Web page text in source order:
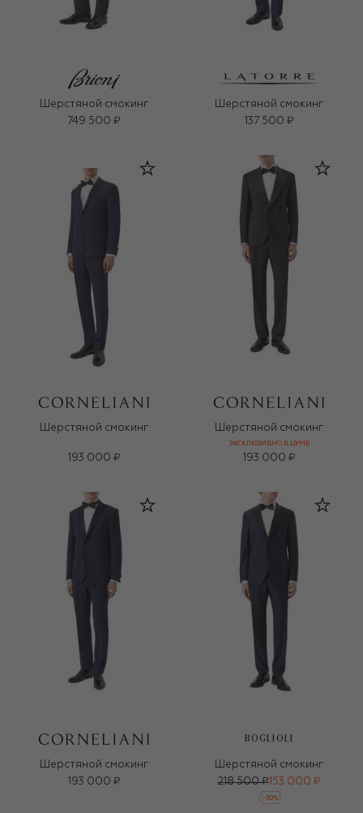
Шерстяной смокинг
749 500 ₽
Шерстяной смокинг
137 500 ₽
Шерстяной смокинг
193 000 ₽
Шерстяной смокинг
ЭКСКЛЮЗИВНО В ЦУМЕ
193 000 ₽
Шерстяной смокинг
193 000 ₽
BOGLIOLI
Шерстяной смокинг
218 500 ₽ 153 000 ₽
-30%